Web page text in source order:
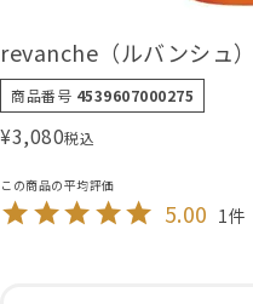
revanche（ルバンシュ
商品番号 4539607000275
¥3,080税込
5.00 1